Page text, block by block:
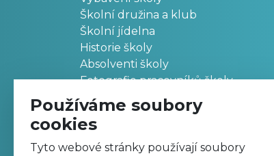
Školní družina a klub
Školní jídelna
Historie školy
Absolventi školy
Fotografie pracovníků školy
Používáme soubory
cookies
Tyto webové stránky používají soubory